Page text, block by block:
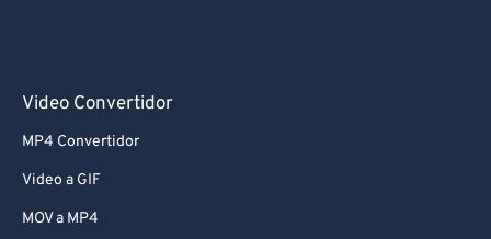
Video Convertidor
MP4 Convertidor
Video a GIF
MOV a MP4